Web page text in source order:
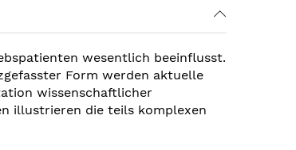
wesentlich beeinflusst.
Form werden aktuelle
wissenschaftlicher
illustrieren die teils komplexen